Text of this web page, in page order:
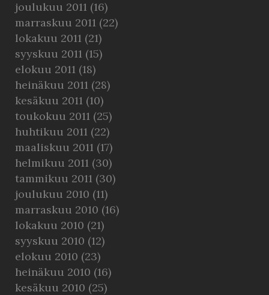
joulukuu 2011 (16)
marraskuu 2011 (22)
lokakuu 2011 (21)
syyskuu 2011 (15)
elokuu 2011 (18)
heinäkuu 2011 (28)
kesäkuu 2011 (10)
toukokuu 2011 (25)
huhtikuu 2011 (22)
maaliskuu 2011 (17)
helmikuu 2011 (30)
tammikuu 2011 (30)
joulukuu 2010 (11)
marraskuu 2010 (16)
lokakuu 2010 (21)
syyskuu 2010 (12)
elokuu 2010 (23)
heinäkuu 2010 (16)
kesäkuu 2010 (25)